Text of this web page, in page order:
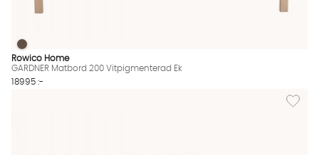
GARDNER Matbord 200 Vitpigmenterad Ek Finns även i dessa
GARDNER Matbord 200 Vitpigmenterad Ek
Rowico Home
GARDNER Matbord 200 Vitpigmenterad Ek
18995 :-
Lägg